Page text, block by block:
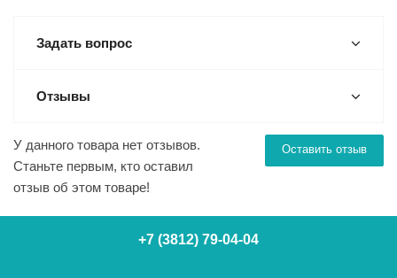
Задать вопрос
Отзывы
Оставить отзыв
У данного товара нет отзывов.
Станьте первым, кто оставил
отзыв об этом товаре!
+7 (3812) 79-04-04